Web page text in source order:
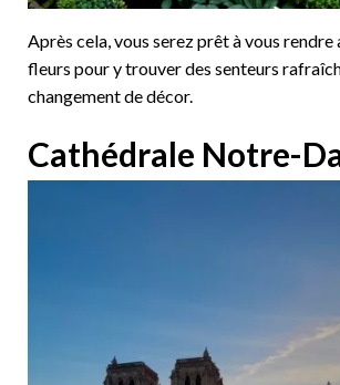
Après cela, vous serez prêt à vous rendre
fleurs pour y trouver des senteurs
changement de décor.
Cathédrale Notre-